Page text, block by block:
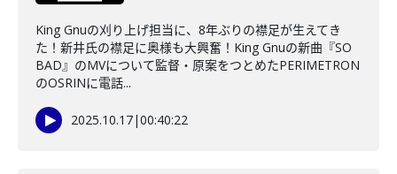
King Gnuの刈り上げ担当に、8年ぶりの襟足が生えてき
た！新井氏の襟足に奥様も大興奮！King Gnuの新曲『SO
BAD』のMVについて監督・原案をつとめたPERIMETRON
のOSRINに電話...
2025.10.17|00:40:22